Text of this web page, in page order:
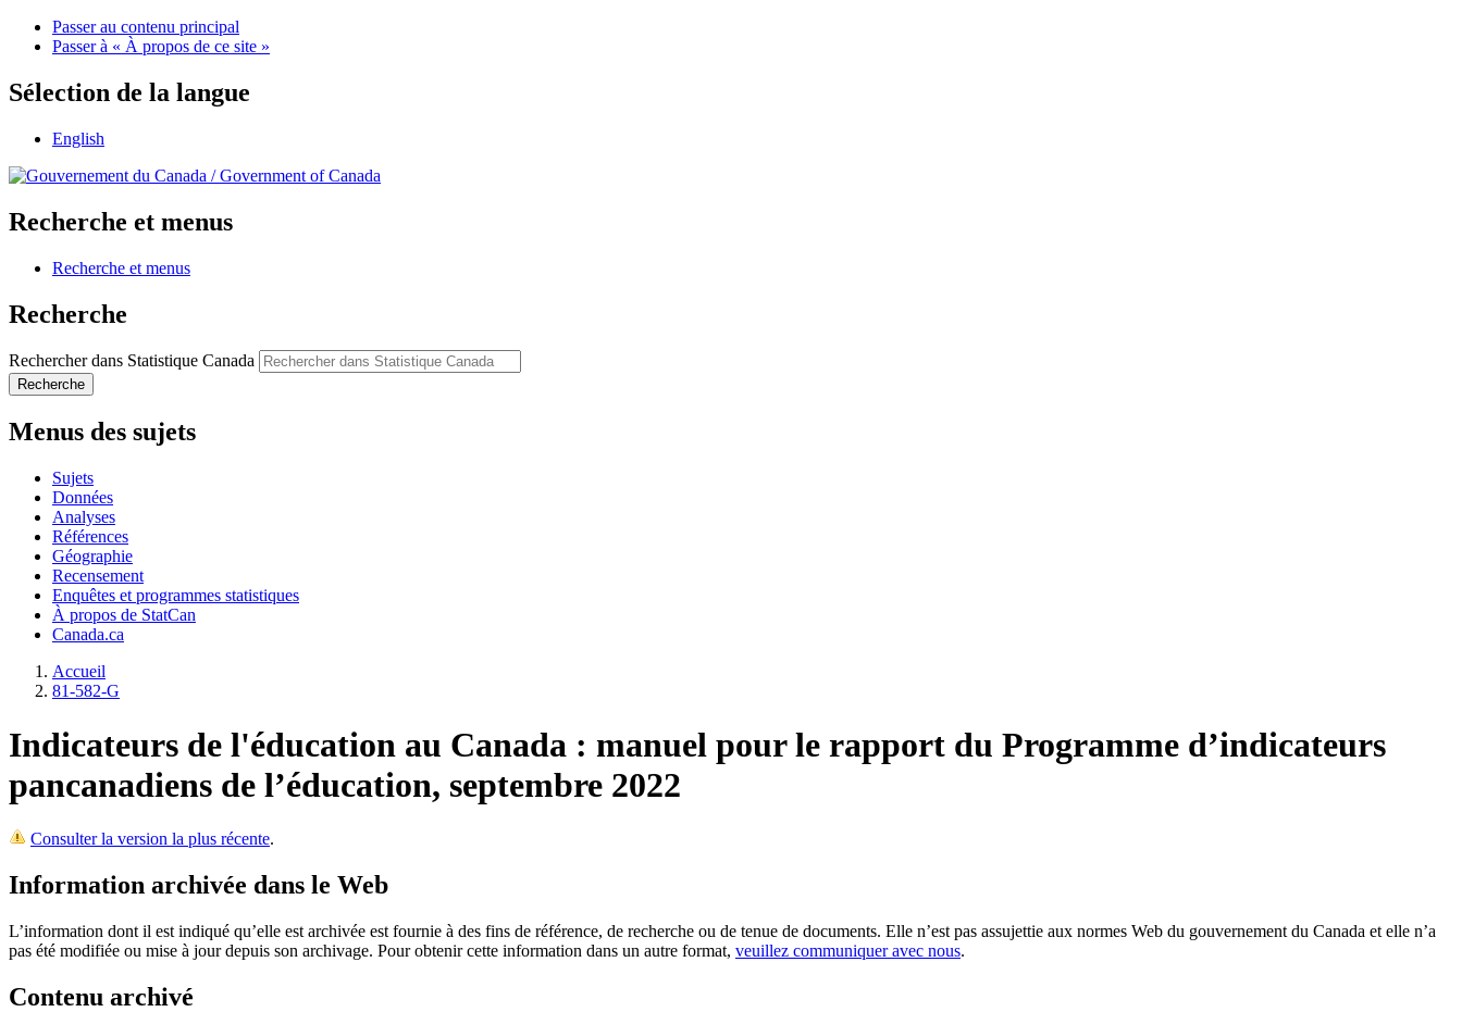
Passer au contenu principal
Passer à « À propos de ce site »
Sélection de la langue
English
/Government of Canada
Recherche et menus
Recherche et menus
Recherche
Rechercher dans Statistique Canada
Recherche
Menus des sujets
Sujets
Données
Analyses
Références
Géographie
Recensement
Enquêtes et programmes statistiques
À propos de StatCan
Canada.ca
Accueil
81-582-G
Indicateurs de l'éducation au Canada : manuel pour le rapport du Programme d’indicateurs
pancanadiens de l’éducation, septembre 2022
Consulter la version la plus récente.
Information archivée dans le Web
L’information dont il est indiqué qu’elle est archivée est fournie à des fins de référence, de recherche ou de tenue de documents. Elle n’est pas assujettie aux normes Web du gouvernement du Canada et elle n’a
pas été modifiée ou mise à jour depuis son archivage. Pour obtenir cette information dans un autre format, veuillez communiquer avec nous.
Contenu archivé